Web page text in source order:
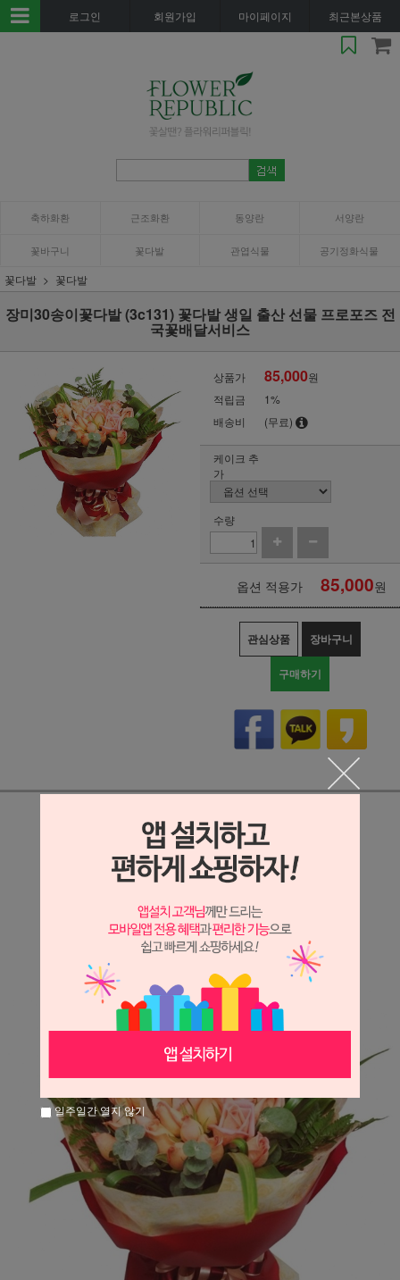
로그인 회원가입 마이페이지 최근본상품
축하화환 근조화환 동양란 서양란
꽃바구니 꽃다발 관엽식물 공기정화식물
꽃다발 꽃다발
장미30송이꽃다발 (3c131) 꽃다발 생일 출산 선물 프로포즈 전
국꽃배달서비스
상품가 85,000원
적립금
1%
배송비
(무료)
케이크 추
가
수량
옵션 적용가 85,000원
관심상품 장바구니
구매하기
상세정보 새창 열기
※ 필독해주세요 ※
장미는 시세 변동에 따라 가격이 달라질 수 있으니
문의 후 주문 바랍니다.
일주일간 열지 않기